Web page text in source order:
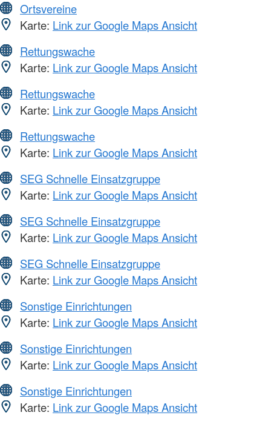
Ortsvereine
Karte: Link zur Google Maps Ansicht
Rettungswache
Karte: Link zur Google Maps Ansicht
Rettungswache
Karte: Link zur Google Maps Ansicht
Rettungswache
Karte: Link zur Google Maps Ansicht
SEG Schnelle Einsatzgruppe
Karte: Link zur Google Maps Ansicht
SEG Schnelle Einsatzgruppe
Karte: Link zur Google Maps Ansicht
SEG Schnelle Einsatzgruppe
Karte: Link zur Google Maps Ansicht
Sonstige Einrichtungen
Karte: Link zur Google Maps Ansicht
Sonstige Einrichtungen
Karte: Link zur Google Maps Ansicht
Sonstige Einrichtungen
Karte: Link zur Google Maps Ansicht